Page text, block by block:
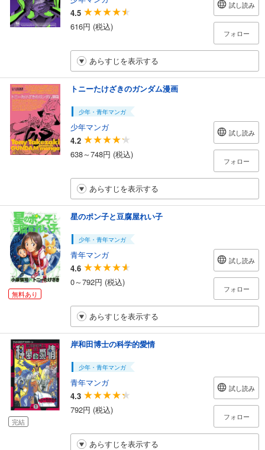
4.5
616円 (税込)
試し読み
フォロー
あらすじを表示する
トニーたけざきのガンダム漫画
少年・青年マンガ
少年マンガ
4.2
638～748円 (税込)
試し読み
フォロー
あらすじを表示する
無料あり
星のポン子と豆腐屋れい子
少年・青年マンガ
青年マンガ
4.6
0～792円 (税込)
試し読み
フォロー
あらすじを表示する
完結
岸和田博士の科学的愛情
少年・青年マンガ
青年マンガ
4.3
792円 (税込)
試し読み
フォロー
あらすじを表示する